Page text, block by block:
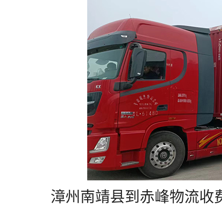
漳州南靖县到赤峰物流收